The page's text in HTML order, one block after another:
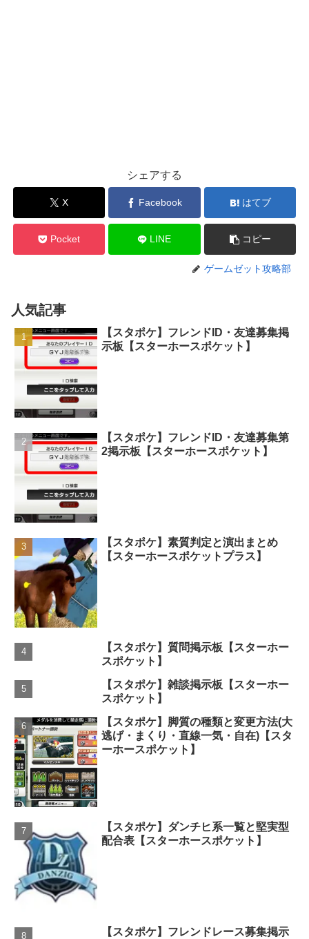
シェアする
X Facebook はてブ
Pocket LINE コピー
ゲームゼット攻略部
人気記事
【スタポケ】フレンドID・友達募集掲
示板【スターホースポケット】
【スタポケ】フレンドID・友達募集第
2掲示板【スターホースポケット】
【スタポケ】素質判定と演出まとめ
【スターホースポケットプラス】
【スタポケ】質問掲示板【スターホー
スポケット】
【スタポケ】雑談掲示板【スターホー
スポケット】
【スタポケ】脚質の種類と変更方法(大
逃げ・まくり・直線一気・自在)【スタ
ーホースポケット】
【スタポケ】ダンチヒ系一覧と堅実型
配合表【スターホースポケット】
【スタポケ】フレンドレース募集掲示